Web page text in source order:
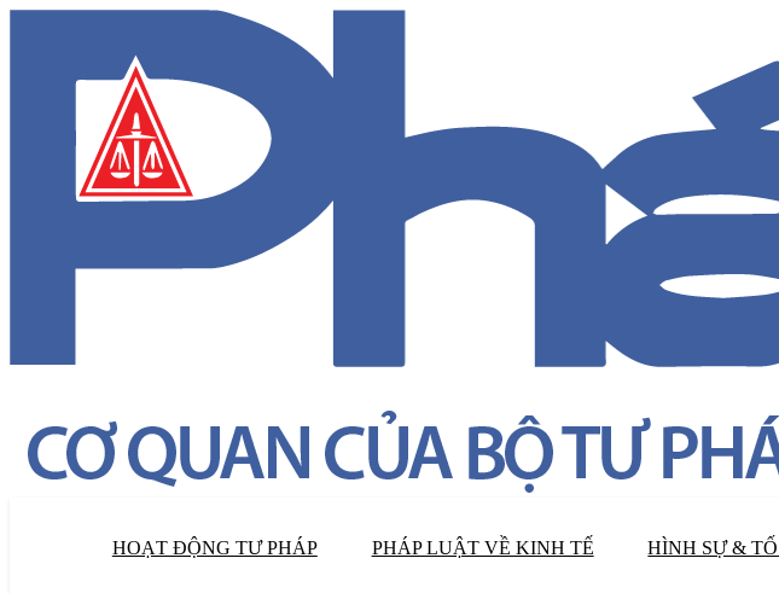
HOẠT ĐỘNG TƯ PHÁP PHÁP LUẬT VỀ KINH TẾ HÌNH SỰ &